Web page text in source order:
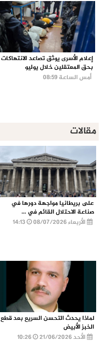
إعلام الأسرى يوثق تصاعد الانتهاكات
بحق المعتقلين خلال يوليو
أمس الساعة 08:59
مقالات
على بريطانيا مواجهة دورها في
صناعة الاحتلال القائم في ...
الأربعاء 08/07/2026
لماذا يحدث التحسن السريع بعد قطع
الخبز الأبيض
الأحد 21/06/2026